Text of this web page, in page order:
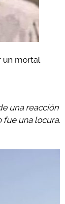
un mortal
una reacción
fue una locura.